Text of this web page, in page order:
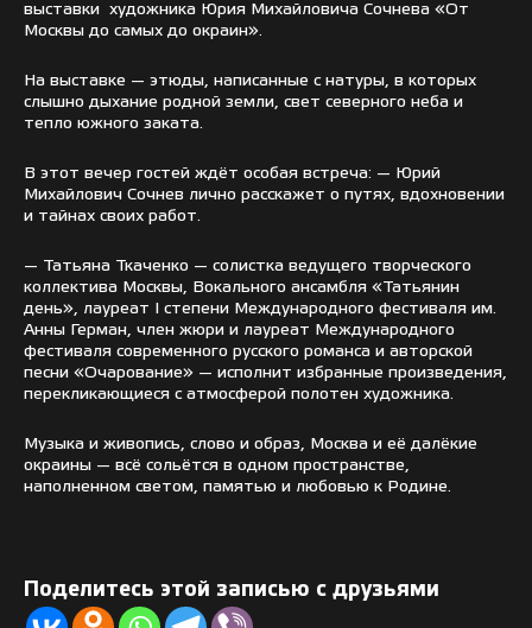
выставки художника Юрия Михайловича Сочнева «От
Москвы до самых до окраин».
На выставке — этюды, написанные с натуры, в которых
слышно дыхание родной земли, свет северного неба и
тепло южного заката.
В этот вечер гостей ждёт особая встреча: — Юрий
Михайлович Сочнев лично расскажет о путях, вдохновении
и тайнах своих работ.
— Татьяна Ткаченко — солистка ведущего творческого
коллектива Москвы, Вокального ансамбля «Татьянин
день», лауреат I степени Международного фестиваля им.
Анны Герман, член жюри и лауреат Международного
фестиваля современного русского романса и авторской
песни «Очарование» — исполнит избранные произведения,
перекликающиеся с атмосферой полотен художника.
Музыка и живопись, слово и образ, Москва и её далёкие
окраины — всё сольётся в одном пространстве,
наполненном светом, памятью и любовью к Родине.
Поделитесь этой записью с друзьями